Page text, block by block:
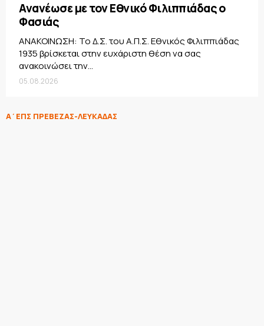
Ανανέωσε με τον Εθνικό Φιλιππιάδας ο
Φασιάς
ΑΝΑΚΟΙΝΩΣΗ: Το Δ.Σ. του Α.Π.Σ. Εθνικός Φιλιππιάδας
1935 βρίσκεται στην ευχάριστη θέση να σας
ανακοινώσει την...
05.08.2026
Α΄ΕΠΣ ΠΡΕΒΕΖΑΣ-ΛΕΥΚΑΔΑΣ